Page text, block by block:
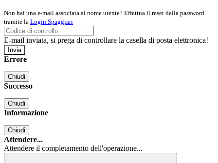
Non hai una e-mail associata al nome utente? Effettua il reset della password
tramite la Login Spaggiari
E-mail inviata, si prega di controllare la casella di posta elettronica!
Errore
Chiudi
Successo
Chiudi
Informazione
Chiudi
Attendere...
Attendere il completamento dell'operazione...